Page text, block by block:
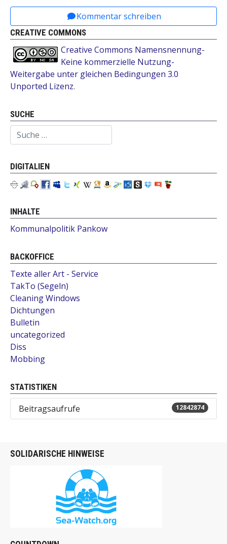
Kommentar schreiben
CREATIVE COMMONS
Creative Commons Namensnennung-
Keine kommerzielle Nutzung-
Weitergabe unter gleichen Bedingungen 3.0
Unported Lizenz.
SUCHE
Suchen
DIGITALIEN
INHALTE
Kommunalpolitik Pankow
BACKOFFICE
Texte aller Art - Service
TakTo (Segeln)
Cleaning Windows
Dichtungen
Bulletin
uncategorized
Diss
Mobbing
STATISTIKEN
Beitragsaufrufe 12842874
SOLIDARISCHE HINWEISE